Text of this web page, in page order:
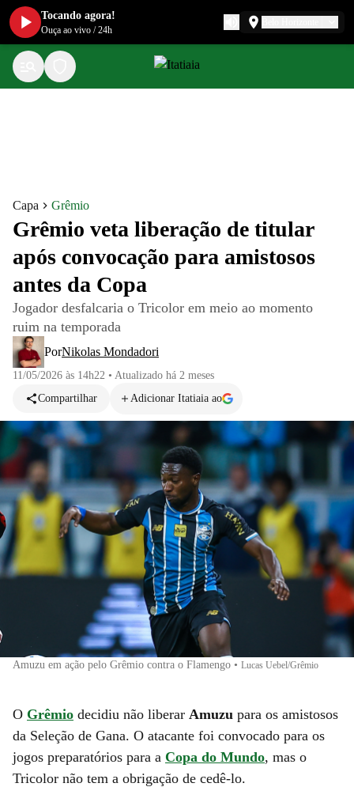
Capa Grêmio
Grêmio veta liberação de titular
após convocação para amistosos
antes da Copa
Jogador desfalcaria o Tricolor em meio ao momento
ruim na temporada
PorNikolas Mondadori
11/05/2026 às 14h22 • Atualizado há 2 meses
Compartilhar
Adicionar Itatiaia ao
Amuzu em ação pelo Grêmio contra o Flamengo • Lucas Uebel/Grêmio
O Grêmio decidiu não liberar Amuzu para os amistosos
da Seleção de Gana. O atacante foi convocado para os
jogos preparatórios para a Copa do Mundo, mas o
Tricolor não tem a obrigação de cedê-lo.
Tocando agora!
Ouça ao vivo /24h